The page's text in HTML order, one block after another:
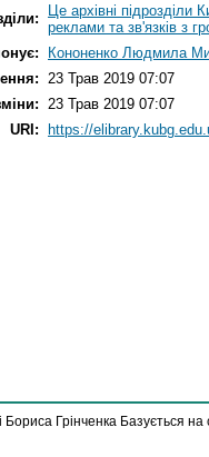
Це архівні підрозділи
реклами та зв'язків з
Кононенко Людмила
23 Трав 2019 07:07
23 Трав 2019 07:07
URI:
https://
Бориса Грінченка Базується на